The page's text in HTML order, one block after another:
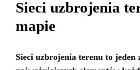
Sieci uzbrojenia
mapie
Sieci uzbrojenia terenu to jeden